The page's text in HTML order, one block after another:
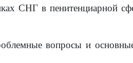
СНГ в пенитенциарной
вопросы и